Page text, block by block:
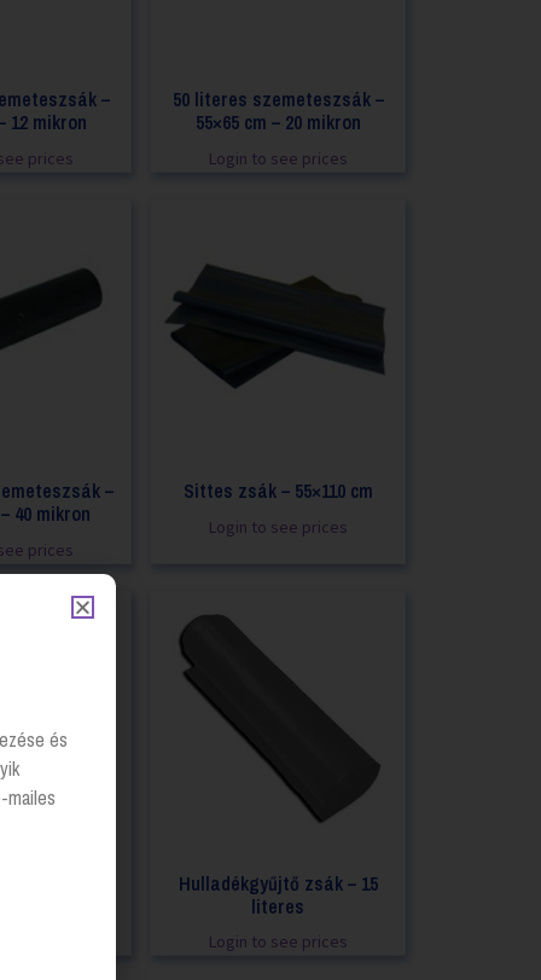
–
12 mikron
prices
50 literes szemeteszsák –
55×65 cm – 20 mikron
Login to see prices
–
40 mikron
prices
Sittes zsák – 55×110 cm
Login to see prices
Hulladékgyűjtő zsák – 15
literes
Login to see prices
és
mailes